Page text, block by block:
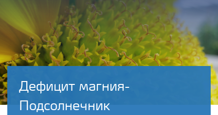
Дефицит магния-
Подсолнечник